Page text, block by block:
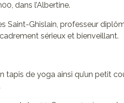
dans l’Albertine.
Saint-Ghislain, professeur
sérieux et bienveillant.
de yoga ainsi qu’un petit